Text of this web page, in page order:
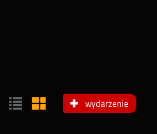
wydarzenie